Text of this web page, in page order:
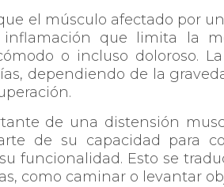
el músculo afectado por
que limita la
o incluso doloroso.
dependiendo de la
de una distensión
de su capacidad para
funcionalidad. Esto se
como caminar o levantar